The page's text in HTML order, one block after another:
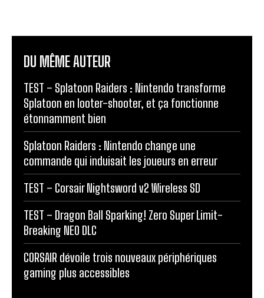
DU MÊME AUTEUR
TEST – Splatoon Raiders : Nintendo transforme
Splatoon en looter-shooter, et ça fonctionne
étonnamment bien
Splatoon Raiders : Nintendo change une
commande qui induisait les joueurs en erreur
TEST – Corsair Nightsword v2 Wireless SD
TEST – Dragon Ball Sparking! Zero Super Limit-
Breaking NEO DLC
CORSAIR dévoile trois nouveaux périphériques
gaming plus accessibles